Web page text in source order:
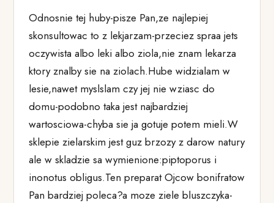
Odnosnie tej huby-pisze Pan,ze najlepiej
skonsultowac to z lekjarzam-przeciez spraa jets
oczywista albo leki albo ziola,nie znam lekarza
ktory znalby sie na ziolach.Hube widzialam w
lesie,nawet myslslam czy jej nie wziasc do
domu-podobno taka jest najbardziej
wartosciowa-chyba sie ja gotuje potem mieli.W
sklepie zielarskim jest guz brzozy z darow natury
ale w skladzie sa wymienione:piptoporus i
inonotus obligus.Ten preparat Ojcow bonifratow
Pan bardziej poleca?a moze ziele bluszczyka-